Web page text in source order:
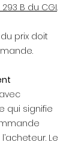
B du CGI.
prix doit
qui signifie
Le